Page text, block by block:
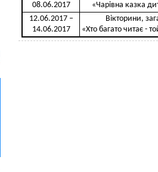
08.06.2017
«Чарівна казка
12.06.2017 –
14.06.2017
Вікторини,
«Хто багато читає -